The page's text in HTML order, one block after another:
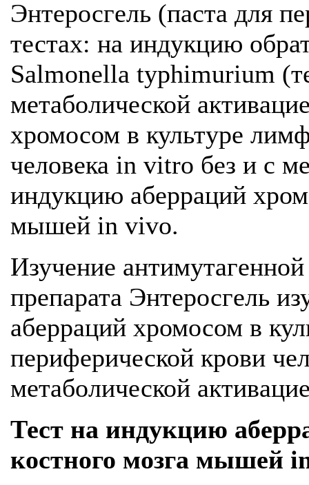
Энтеросгель (паста для
тестах: на индукцию
Salmonella typhimurium
метаболической
хромосом в культуре
человека in vitro без и с
индукцию аберраций
мышей in vivo.
Изучение
препарата Энтеросгель
аберраций хромосом в
периферической крови
метаболической
Тест на индукцию
костного мозга мышей